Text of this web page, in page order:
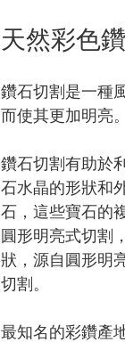
天然彩色
鑽石切割是一種
而使其更加明亮。
鑽石切割有助於
石水晶的形狀和
石，這些寶石的
圓形明亮式切割
狀，源自圓形明
切割。
最知名的彩鑽產